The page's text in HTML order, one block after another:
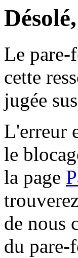
Le pare-
cette
jugée
L'erreur
le
la page
de nous
du pare-